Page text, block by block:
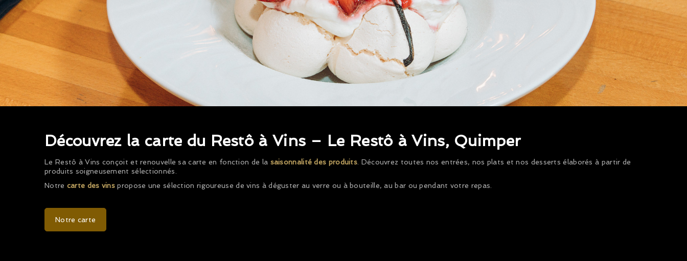
Découvrez la carte du Restô à Vins – Le Restô à Vins, Quimper
Le Restô à Vins conçoit et renouvelle sa carte en fonction de la saisonnalité des produits . Découvrez toutes nos entrées, nos plats et nos desserts élaborés à partir de
produits soigneusement sélectionnés.
Notre carte des vins propose une sélection rigoureuse de vins à déguster au verre ou à bouteille, au bar ou pendant votre repas.
Notre carte